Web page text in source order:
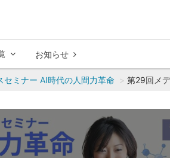
お知らせ
セミナー AI時代の人間力革命 第29回メ